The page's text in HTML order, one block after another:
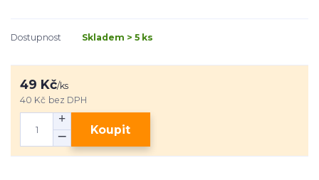
Dostupnost Skladem > 5 ks
49 Kč/ks
40 Kč bez DPH
Koupit